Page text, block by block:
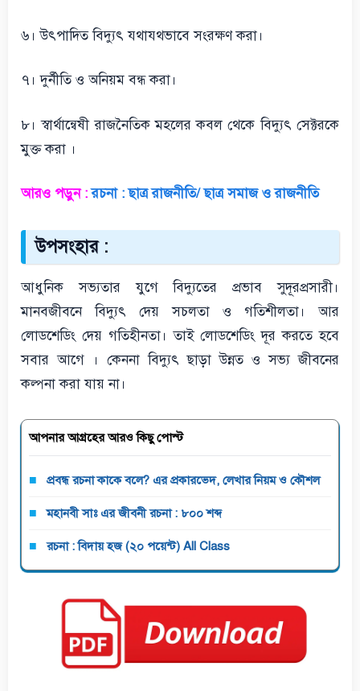
৬। উৎপাদিত বিদ্যুৎ যথাযথভাবে সংরক্ষণ করা।
৭। দুর্নীতি ও অনিয়ম বন্ধ করা।
৮। স্বার্থান্বেষী রাজনৈতিক মহলের কবল থেকে বিদ্যুৎ সেক্টরকে
মুক্ত করা ।
আরও পড়ুন : রচনা : ছাত্র রাজনীতি/ ছাত্র সমাজ ও রাজনীতি
উপসংহার :
আধুনিক সভ্যতার যুগে বিদ্যুতের প্রভাব সুদূরপ্রসারী।
মানবজীবনে বিদ্যুৎ দেয় সচলতা ও গতিশীলতা। আর
লোডশেডিং দেয় গতিহীনতা। তাই লোডশেডিং দূর করতে হবে
সবার আগে । কেননা বিদ্যুৎ ছাড়া উন্নত ও সভ্য জীবনের
কল্পনা করা যায় না।
আপনার আগ্রহের আরও কিছু পোস্ট
প্রবন্ধ রচনা কাকে বলে? এর প্রকারভেদ, লেখার নিয়ম ও কৌশল
মহানবী সাঃ এর জীবনী রচনা : ৮০০ শব্দ
রচনা : বিদায় হজ (২০ পয়েন্ট) All Class